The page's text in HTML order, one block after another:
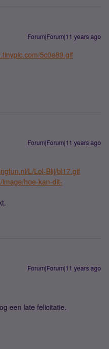
Forum|Forum|11 years ago
5c0e89.gif
Forum|Forum|11 years ago
L/Lol-Blij/bl17.gif
hoe-kan-dit-
Forum|Forum|11 years ago
een late felicitatie.